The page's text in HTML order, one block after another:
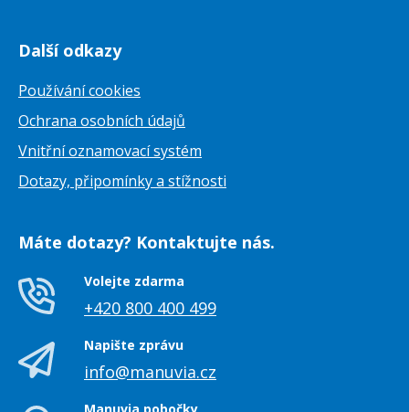
Další odkazy
Používání cookies
Ochrana osobních údajů
Vnitřní oznamovací systém
Dotazy, připomínky a stížnosti
Máte dotazy? Kontaktujte nás.
Volejte zdarma
+420 800 400 499
Napište zprávu
info@manuvia.cz
Manuvia pobočky